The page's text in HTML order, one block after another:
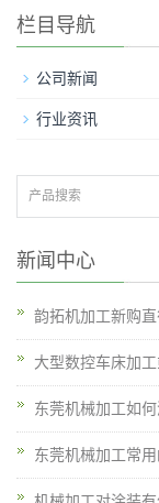
栏目导航
公司新闻
行业资讯
新闻中心
韵拓机加工新购
大型数控车床加
东莞机械加工如
东莞机械加工常用